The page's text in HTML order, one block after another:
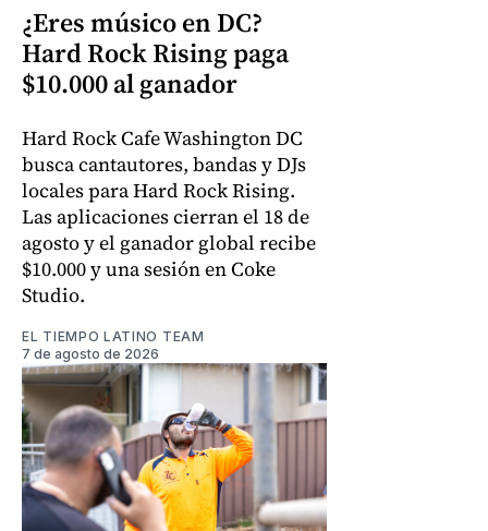
¿Eres músico en DC?
Hard Rock Rising paga
$10.000 al ganador
Hard Rock Cafe Washington DC
busca cantautores, bandas y DJs
locales para Hard Rock Rising.
Las aplicaciones cierran el 18 de
agosto y el ganador global recibe
$10.000 y una sesión en Coke
Studio.
EL TIEMPO LATINO TEAM
7 de agosto de 2026